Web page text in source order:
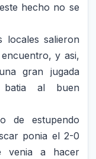
hecho no se
locales salieron
y asi,
gran jugada
batia al buen
de estupendo
ponia el 2-0
venia a hacer